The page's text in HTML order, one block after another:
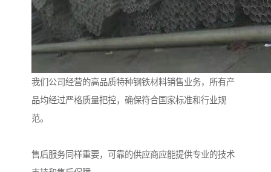
我们公司经营的高品质特种钢铁材料销售业务，所有产
品均经过严格质量把控，确保符合国家标准和行业规
范。
售后服务同样重要，可靠的供应商应能提供专业的技术